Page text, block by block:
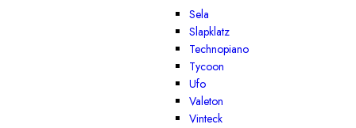
Sela
Slapklatz
Technopiano
Tycoon
Ufo
Valeton
Vinteck